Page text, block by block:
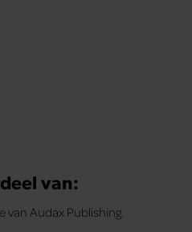
van:
van Audax Publishing.